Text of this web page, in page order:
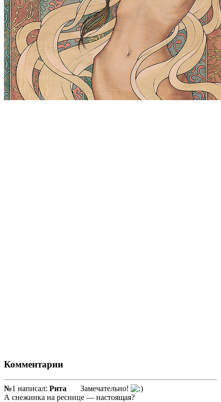
Комментарии
№1 написал: Рита
Замечательно!
А снежинка на реснице — настоящая?